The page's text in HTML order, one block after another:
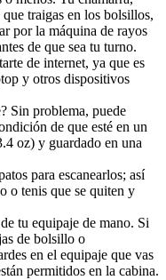
traigas en los bolsillos,
por la máquina de rayos
de que sea tu turno.
de internet, ya que es
y otros dispositivos
Sin problema, puede
de que esté en un
oz) y guardado en una
para escanearlos; así
o tenis que se quiten y
tu equipaje de mano. Si
de bolsillo o
en el equipaje que vas
permitidos en la cabina.